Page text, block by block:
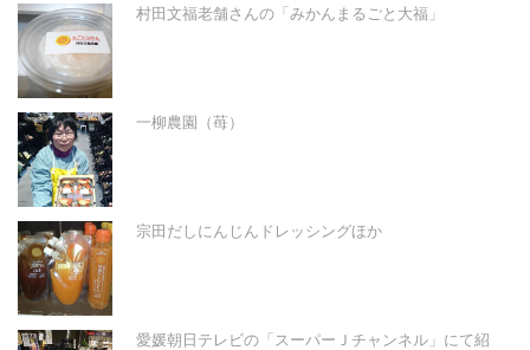
村田文福老舗さんの「みかんまるごと大福」
一柳農園（苺）
宗田だしにんじんドレッシングほか
愛媛朝日テレビの「スーパーＪチャンネル」にて紹